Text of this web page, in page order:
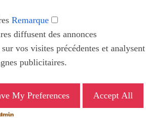
Remarque
diffusent des annonces
sur vos visites précédentes et analysent
publicitaires.
My Preferences
Accept All